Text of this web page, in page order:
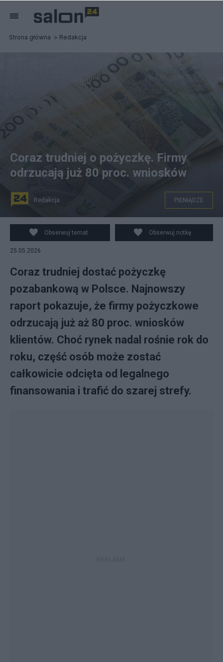
Strona główna Redakcja
Coraz trudniej o pożyczkę. Firmy
odrzucają już 80 proc. wniosków
Redakcja PIENIĄDZE
Obserwuj temat Obserwuj notkę
25.05.2026
Coraz trudniej dostać pożyczkę
pozabankową w Polsce. Najnowszy
raport pokazuje, że firmy pożyczkowe
odrzucają już aż 80 proc. wniosków
klientów. Choć rynek nadal rośnie rok do
roku, część osób może zostać
całkowicie odcięta od legalnego
finansowania i trafić do szarej strefy.